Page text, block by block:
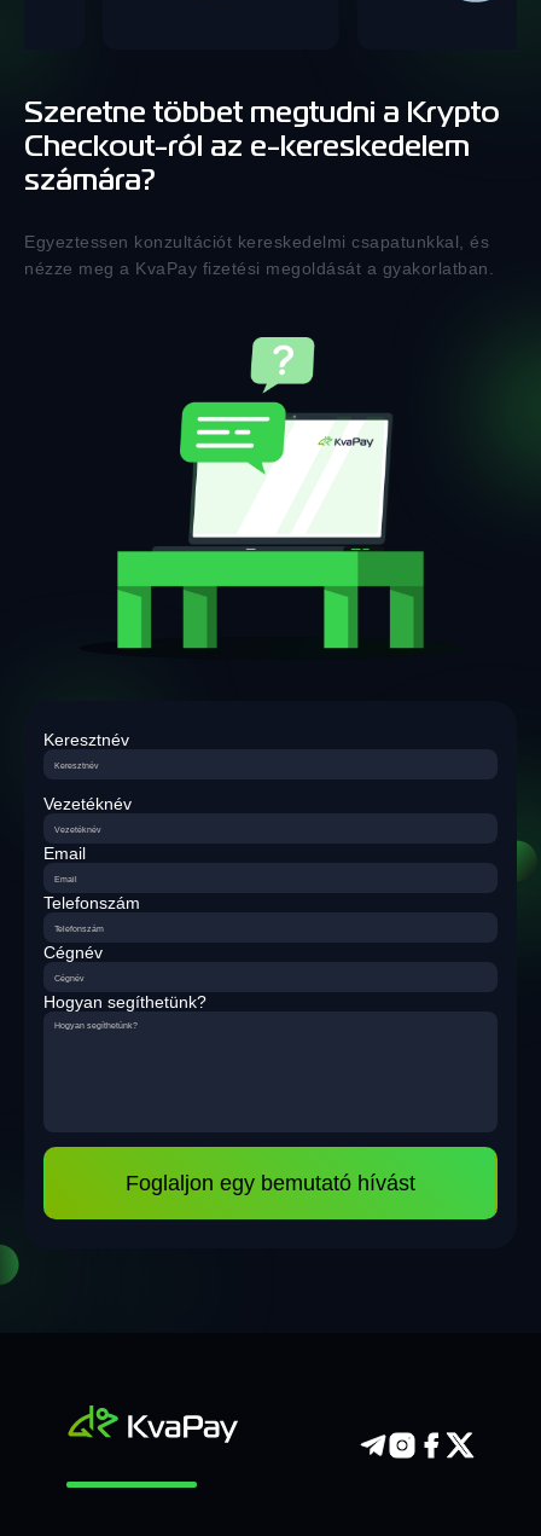
Szeretne többet megtudni a Krypto
Checkout-ról az e-kereskedelem
számára?
Egyeztessen konzultációt kereskedelmi csapatunkkal, és
nézze meg a KvaPay fizetési megoldását a gyakorlatban.
Keresztnév
Vezetéknév
Email
Telefonszám
Cégnév
Hogyan segíthetünk?
Foglaljon egy bemutató hívást